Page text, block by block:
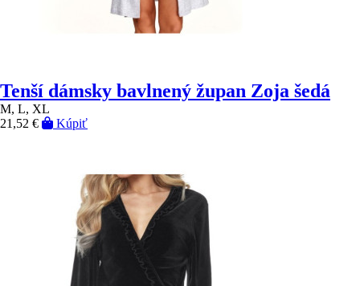
Tenší dámsky bavlnený župan Zoja šedá
M, L, XL
21,52 €
Kúpiť